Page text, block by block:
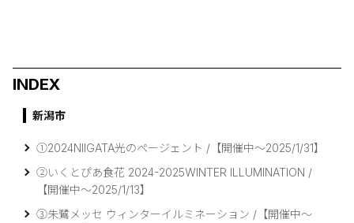
INDEX
新潟市
①2024NIIGATA光のページェント /【開催中～2025/1/31】
②いくとぴあ食花 2024-2025WINTER ILLUMINATION /
【開催中～2025/1/13】
③朱鷺メッセ ウィンターイルミネーション /【開催中～